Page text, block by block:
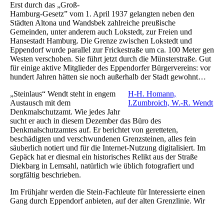
Erst durch das „Groß-
Hamburg-Gesetz” vom 1. April 1937 gelangten neben den
Städten Altona und Wandsbek zahlreiche preußische
Gemeinden, unter anderem auch Lokstedt, zur Freien und
Hansestadt Hamburg. Die Grenze zwischen Lokstedt und
Eppendorf wurde parallel zur Frickestraße um ca. 100 Meter gen
Westen verschoben. Sie führt jetzt durch die Münsterstraße. Gut
für einige aktive Mitglieder des Eppendorfer Bürgervereins: vor
hundert Jahren hätten sie noch außerhalb der Stadt gewohnt…
H-H. Homann,
I.Zumbroich, W.-R. Wendt
„Steinlaus“ Wendt steht in engem
Austausch mit dem
Denkmalschutzamt. Wie jedes Jahr
sucht er auch in diesem Dezember das Büro des
Denkmalschutzamtes auf. Er berichtet von geretteten,
beschädigten und verschwundenen Grenzsteinen, alles fein
säuberlich notiert und für die Internet-Nutzung digitalisiert. Im
Gepäck hat er diesmal ein historisches Relikt aus der Straße
Diekbarg in Lemsahl, natürlich wie üblich fotografiert und
sorgfältig beschrieben.
Im Frühjahr werden die Stein-Fachleute für Interessierte einen
Gang durch Eppendorf anbieten, auf der alten Grenzlinie. Wir